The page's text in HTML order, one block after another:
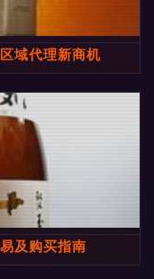
域代理新商机
及购买指南